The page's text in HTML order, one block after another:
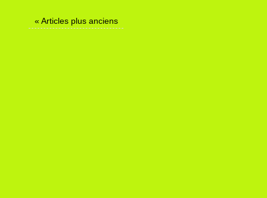
« Articles plus anciens